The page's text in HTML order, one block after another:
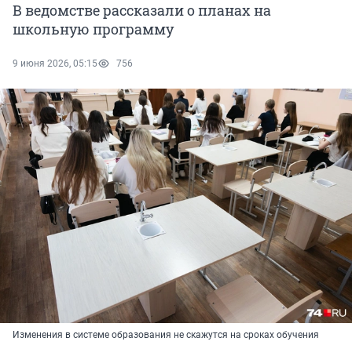
В ведомстве рассказали о планах на
школьную программу
9 июня 2026, 05:15 756
Изменения в системе образования не скажутся на сроках обучения